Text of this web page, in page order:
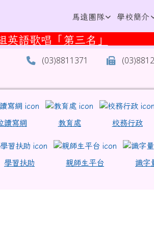
馬遠團隊 學校簡介
英語歌唱「第三名」
競賽榮獲全國布農族情境
(03)8811371
public/
\
page.php?ncsn=71 \
\ search/
讀寫網 教育處 校務行政
學習扶助 親師生平台 識字